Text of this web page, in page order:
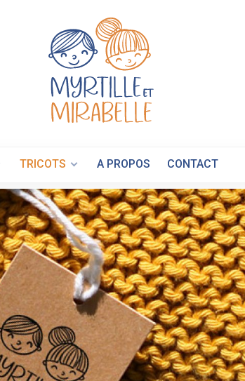
et-
mirabelle.ch
TRICOTS A PROPOS CONTACT